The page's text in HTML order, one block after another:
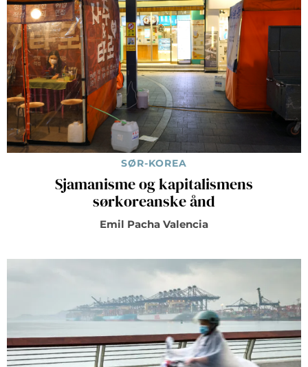
SØR-KOREA
Sjamanisme og kapitalismens
sørkoreanske ånd
Emil Pacha Valencia